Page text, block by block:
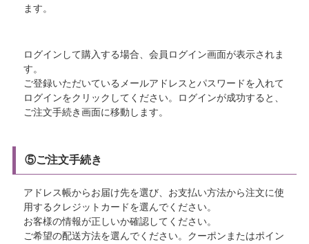
ます。
ログインして購入する場合、会員ログイン画面が表示されま
す。
ご登録いただいているメールアドレスとパスワードを入れて
ログインをクリックしてください。ログインが成功すると、
ご注文手続き画面に移動します。
⑤ご注文手続き
アドレス帳からお届け先を選び、お支払い方法から注文に使
用するクレジットカードを選んでください。
お客様の情報が正しいか確認してください。
ご希望の配送方法を選んでください。クーポンまたはポイン